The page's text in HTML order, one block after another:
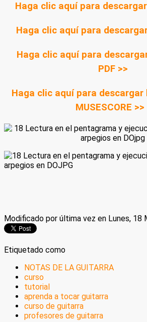
Haga clic aquí para
Haga clic aquí para
Haga clic aquí para
PDF >>
Haga clic aquí para
MUSESCORE >>
Modificado por última vez en Lunes, 18
Etiquetado como
NOTAS DE LA GUITARRA
curso
tutorial
aprenda a tocar guitarra
curso de guitarra
profesores de guitarra